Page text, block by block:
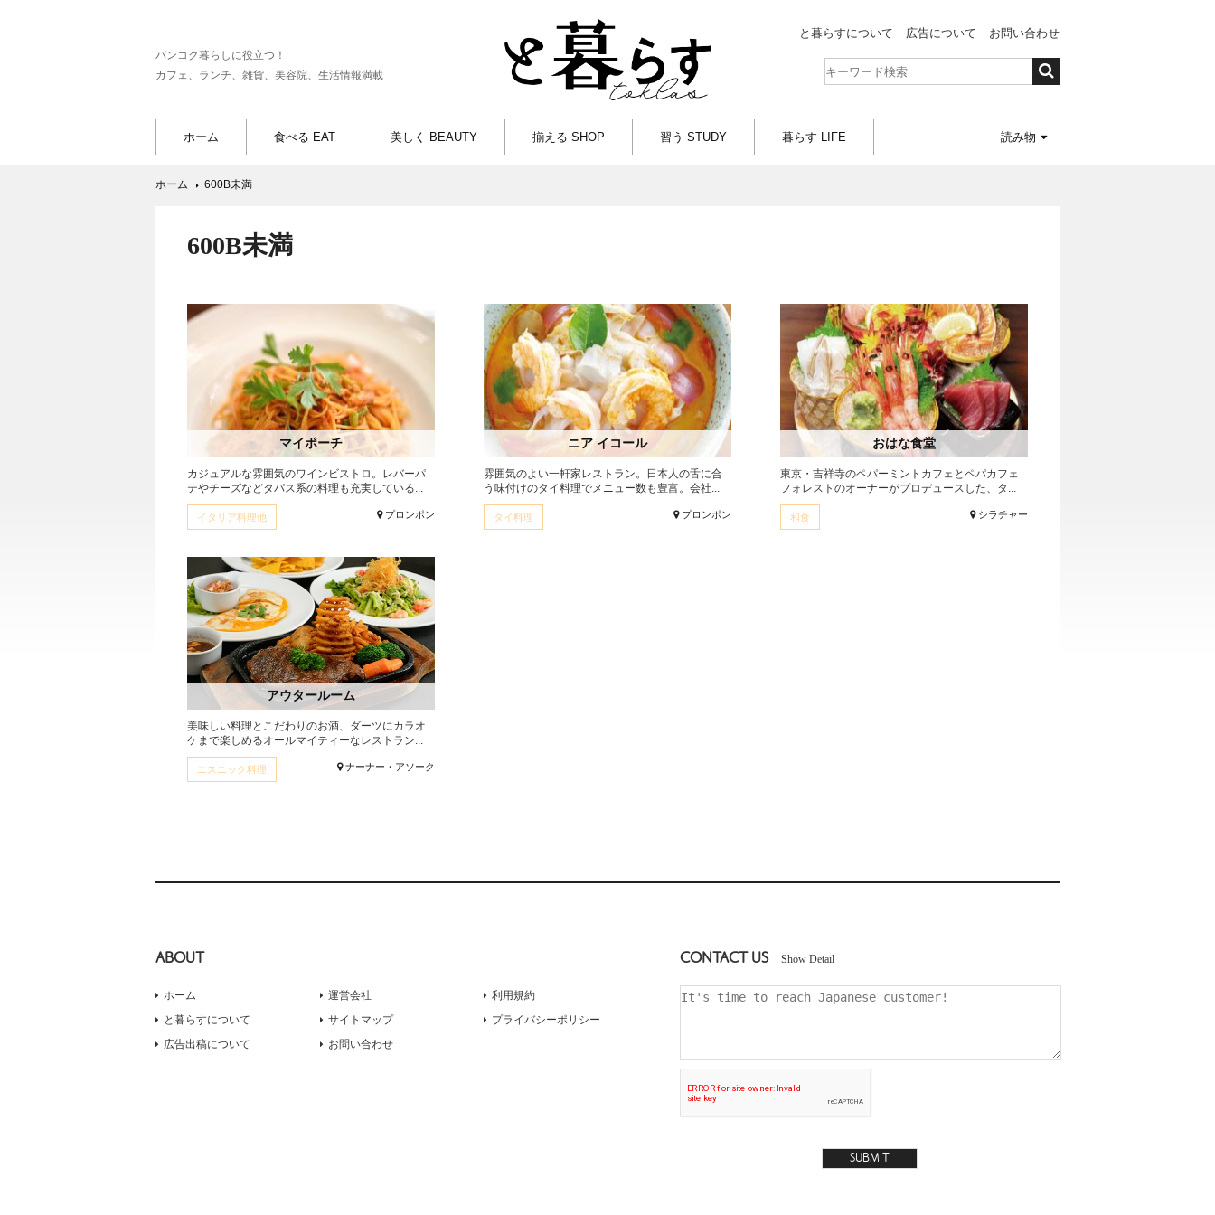
バンコク暮らしに役立つ！
カフェ、ランチ、雑貨、美容院、生活情報満載
と暮らすについて 広告について お問い合わせ
ホーム 食べる EAT 美しく BEAUTY 揃える SHOP 習う STUDY 暮らす LIFE 読み物
ホーム 600B未満
600B未満
マイポーチ
カジュアルな雰囲気のワインビストロ。レバーパ
テやチーズなどタパス系の料理も充実している...
プロンポン
イタリア料理他
ニア イコール
雰囲気のよい一軒家レストラン。日本人の舌に合
う味付けのタイ料理でメニュー数も豊富。会社...
プロンポン
タイ料理
おはな食堂
東京・吉祥寺のペパーミントカフェとペパカフェ
フォレストのオーナーがプロデュースした、タ...
シラチャー
和食
アウタールーム
美味しい料理とこだわりのお酒、ダーツにカラオ
ケまで楽しめるオールマイティーなレストラン...
ナーナー・アソーク
エスニック料理
ABOUT
ホーム
と暮らすについて
広告出稿について
運営会社
サイトマップ
お問い合わせ
利用規約
プライバシーポリシー
CONTACT US Show Detail